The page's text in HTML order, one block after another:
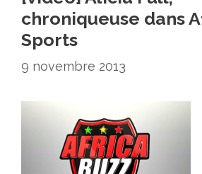
chroniqueuse dans
Sports
9 novembre 2013